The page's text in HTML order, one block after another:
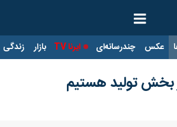
عکس چندرسانه‌ای ایرنا TV بازار زندگی
بخش تولید هستیم